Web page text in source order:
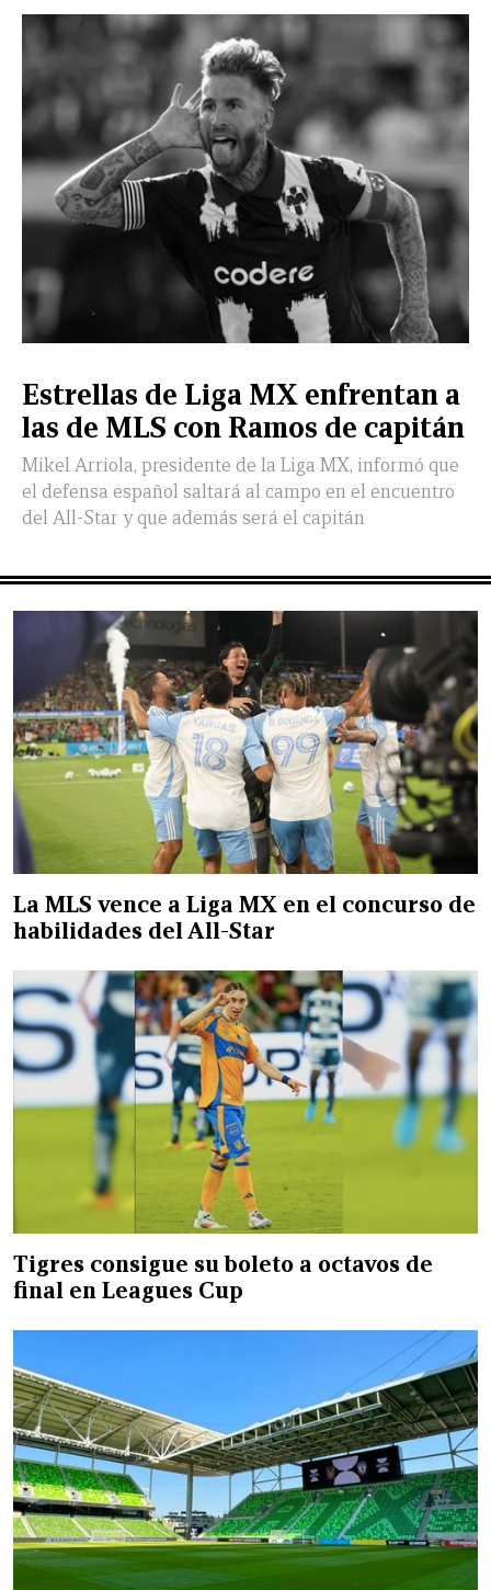
Estrellas de Liga MX enfrentan a
las de MLS con Ramos de capitán
Mikel Arriola, presidente de la Liga MX, informó que
el defensa español saltará al campo en el encuentro
del All-Star y que además será el capitán
La MLS vence a Liga MX en el concurso de
habilidades del All-Star
Tigres consigue su boleto a octavos de
final en Leagues Cup